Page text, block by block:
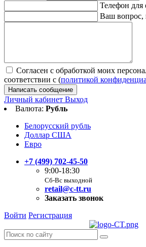
Телефон для
Ваш вопрос,
Согласен с обработкой моих
соответствии с (политикой
Написать сообщение
Личный кабинет Выход
Валюта: Рубль
Белорусский рубль
Доллар США
Евро
+7 (499) 702-45-50
9:00-18:30
Сб-Вс выходной
retail@c-tt.ru
Заказать звонок
Войти Регистрация